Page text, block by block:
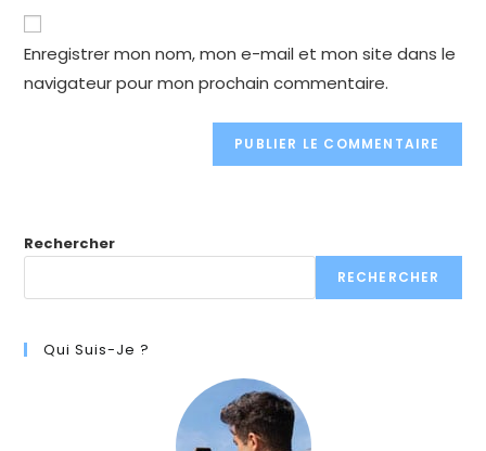
comment
website
URL
(optional)
Enregistrer mon nom, mon e-mail et mon site dans le
navigateur pour mon prochain commentaire.
Rechercher
RECHERCHER
Qui Suis-Je ?